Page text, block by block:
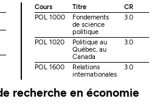
Cours Titre
CR
POL 1000
Fondements
de science
politique
3.0
POL 1020
Politique au
Québec, au
Canada
3.0
POL 1600
Relations
internationales
3.0
recherche en économie